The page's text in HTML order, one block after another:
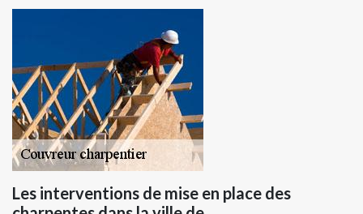
Les interventions de mise en place des